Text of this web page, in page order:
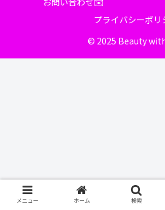
プライバシーポリ
© 2025 Beauty
メニュー ホーム 検索